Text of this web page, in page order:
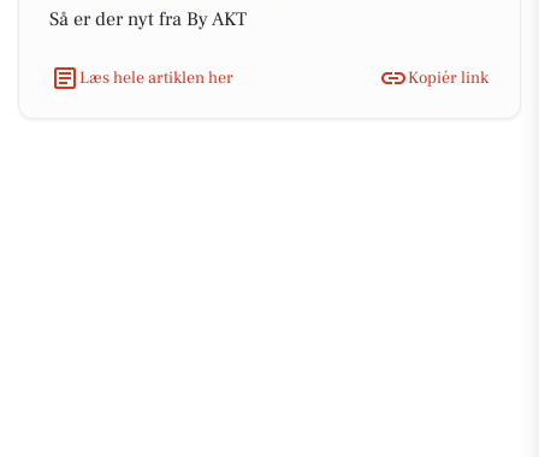
Så er der nyt fra By AKT
Læs hele artiklen her Kopiér link